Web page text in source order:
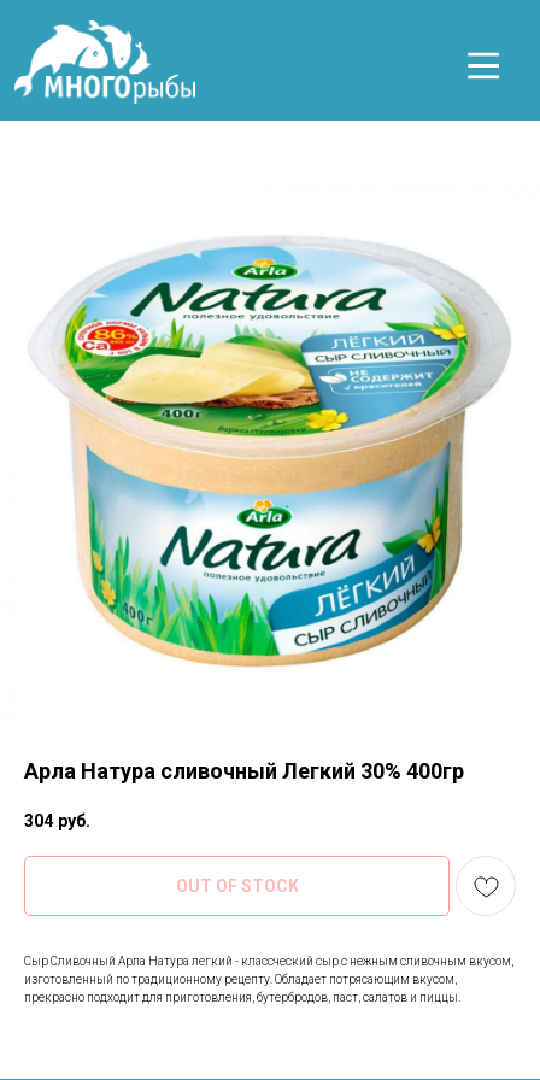
Арла Натура сливочный Легкий 30% 400гр
304 руб.
OUT OF STOCK
Сыр Сливочный Арла Натура легкий - классческий сыр с нежным сливочным вкусом,
изготовленный по традиционному рецепту. Обладает потрясающим вкусом,
прекрасно подходит для приготовления, бутербродов, паст, салатов и пиццы.